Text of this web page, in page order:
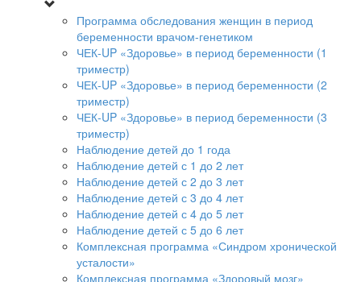
Программа обследования женщин в период
беременности врачом-генетиком
ЧЕК-UP «Здоровье» в период беременности (1
триместр)
ЧЕК-UP «Здоровье» в период беременности (2
триместр)
ЧЕК-UP «Здоровье» в период беременности (3
триместр)
Наблюдение детей до 1 года
Наблюдение детей с 1 до 2 лет
Наблюдение детей с 2 до 3 лет
Наблюдение детей с 3 до 4 лет
Наблюдение детей с 4 до 5 лет
Наблюдение детей с 5 до 6 лет
Комплексная программа «Синдром хронической
усталости»
Комплексная программа «Здоровый мозг»